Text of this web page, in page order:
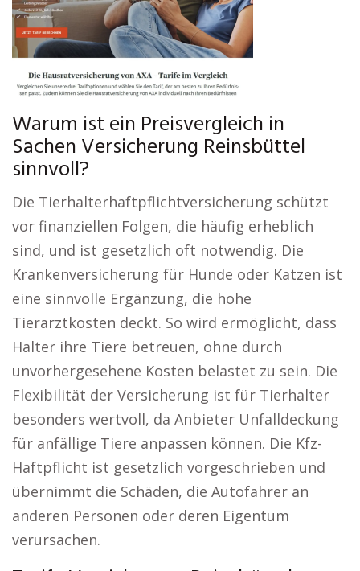
Warum ist ein Preisvergleich in
Sachen Versicherung Reinsbüttel
sinnvoll?
Die Tierhalterhaftpflichtversicherung schützt
vor finanziellen Folgen, die häufig erheblich
sind, und ist gesetzlich oft notwendig. Die
Krankenversicherung für Hunde oder Katzen ist
eine sinnvolle Ergänzung, die hohe
Tierarztkosten deckt. So wird ermöglicht, dass
Halter ihre Tiere betreuen, ohne durch
unvorhergesehene Kosten belastet zu sein. Die
Flexibilität der Versicherung ist für Tierhalter
besonders wertvoll, da Anbieter Unfalldeckung
für anfällige Tiere anpassen können. Die Kfz-
Haftpflicht ist gesetzlich vorgeschrieben und
übernimmt die Schäden, die Autofahrer an
anderen Personen oder deren Eigentum
verursachen.